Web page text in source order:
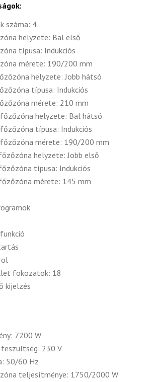
száma: 4
helyzete: Bal első
típusa: Indukciós
mérete: 190/200 mm
helyzete: Jobb hátsó
típusa: Indukciós
mérete: 210 mm
helyzete: Bal hátsó
típusa: Indukciós
főzőzóna mérete: 190/200 mm
helyzete: Jobb első
típusa: Indukciós
mérete: 145 mm
fokozatok: 18
kijelzés
7200 W
230 V
50/60 Hz
teljesítménye: 1750/2000 W